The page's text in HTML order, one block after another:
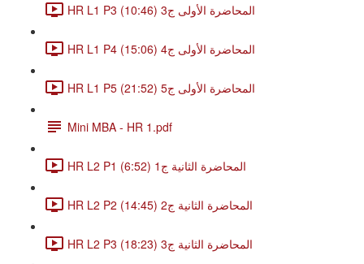
HR L1 P3 المحاضرة الأولى ج3 (10:46)
HR L1 P4 المحاضرة الأولى ج4 (15:06)
HR L1 P5 المحاضرة الأولى ج5 (21:52)
Mini MBA - HR 1.pdf
HR L2 P1 المحاضرة الثانية ج1 (6:52)
HR L2 P2 المحاضرة الثانية ج2 (14:45)
HR L2 P3 المحاضرة الثانية ج3 (18:23)